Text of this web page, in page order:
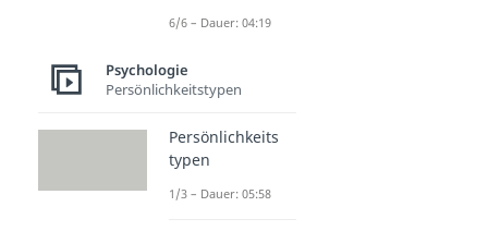
6/6 – Dauer: 04:19
Psychologie
Persönlichkeitstypen
Persönlichkeits
typen
1/3 – Dauer: 05:58